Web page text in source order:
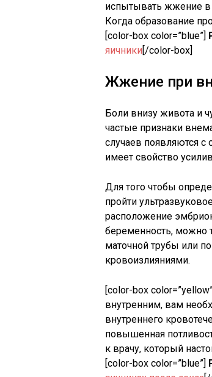
испытывать жжение в
Когда образование
[color-box color=”blue”]
яичники[/color-box]
Жжение при
Боли внизу живота и
частые признаки
случаев появляются
имеет свойство
Для того чтобы
пройти
расположение
беременность, можно
маточной трубы или
кровоизлияниями.
[color-box
внутренним, вам
внутреннего
повышенная
к врачу, который
[color-box color=”blue”]